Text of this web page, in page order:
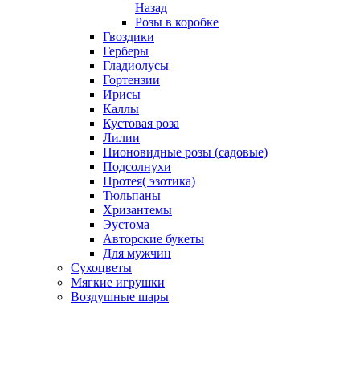
Назад
Розы в коробке
Гвоздики
Герберы
Гладиолусы
Гортензии
Ирисы
Каллы
Кустовая роза
Лилии
Пионовидные розы (садовые)
Подсолнухи
Протея( эзотика)
Тюльпаны
Хризантемы
Эустома
Авторские букеты
Для мужчин
Сухоцветы
Мягкие игрушки
Воздушные шары